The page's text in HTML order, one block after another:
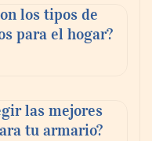
los tipos de
para el hogar?
las mejores
tu armario?